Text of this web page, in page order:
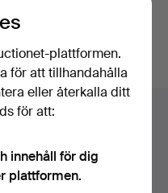
arkiv som
plattformen.
för att tillhandahålla
eller återkalla ditt
för att:
innehåll för dig
plattformen.